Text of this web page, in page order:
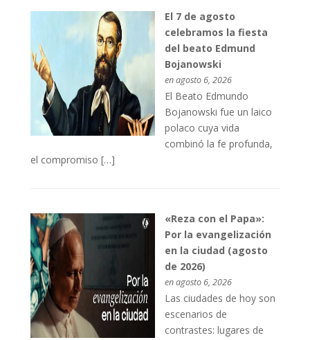
El 7 de agosto
celebramos la fiesta
del beato Edmund
Bojanowski
en agosto 6, 2026
El Beato Edmundo
Bojanowski fue un laico
polaco cuya vida
combinó la fe profunda,
el compromiso […]
«Reza con el Papa»:
Por la evangelización
en la ciudad (agosto
de 2026)
en agosto 6, 2026
Las ciudades de hoy son
escenarios de
contrastes: lugares de